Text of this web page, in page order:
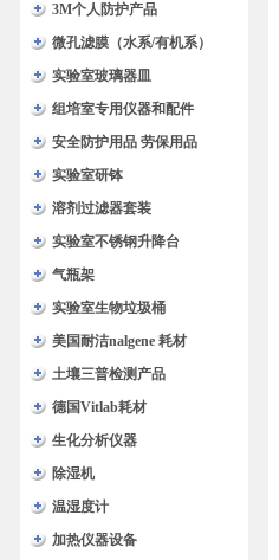
3M个人防护产品
微孔滤膜（水系/有机系）
实验室玻璃器皿
组培室专用仪器和配件
安全防护用品 劳保用品
实验室研钵
溶剂过滤器套装
实验室不锈钢升降台
气瓶架
实验室生物垃圾桶
美国耐洁nalgene 耗材
土壤三普检测产品
德国Vitlab耗材
生化分析仪器
除湿机
温湿度计
加热仪器设备